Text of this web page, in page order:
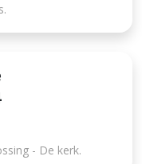
- De kerk.